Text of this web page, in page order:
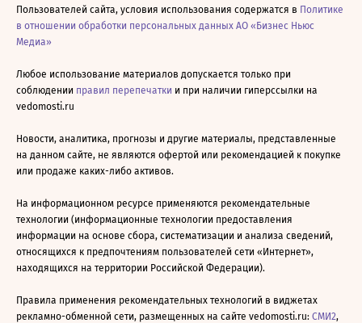
Пользователей сайта, условия использования содержатся в Политике
в отношении обработки персональных данных АО «Бизнес Ньюс
Медиа»
Любое использование материалов допускается только при
соблюдении правил перепечатки и при наличии гиперссылки на
vedomosti.ru
Новости, аналитика, прогнозы и другие материалы, представленные
на данном сайте, не являются офертой или рекомендацией к покупке
или продаже каких-либо активов.
На информационном ресурсе применяются рекомендательные
технологии (информационные технологии предоставления
информации на основе сбора, систематизации и анализа сведений,
относящихся к предпочтениям пользователей сети «Интернет»,
находящихся на территории Российской Федерации).
Правила применения рекомендательных технологий в виджетах
рекламно-обменной сети, размещенных на сайте vedomosti.ru: СМИ2,